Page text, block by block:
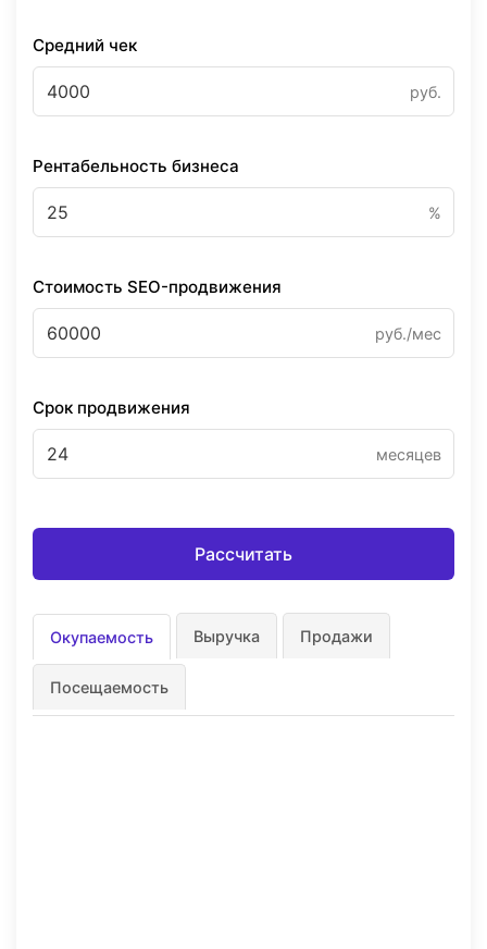
Средний чек
руб.
Рентабельность бизнеса
%
Стоимость SEO-продвижения
руб./мес
Срок продвижения
месяцев
Рассчитать
Окупаемость Выручка Продажи
Посещаемость